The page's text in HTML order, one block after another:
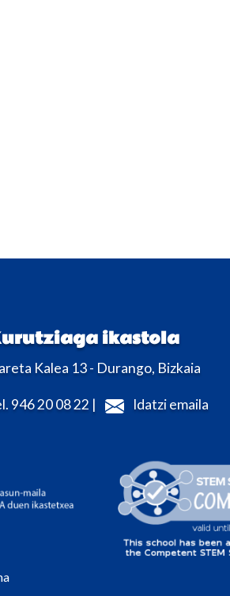
ikastola
Kalea 13 - Durango, Bizkaia
946 20 08 22 | Idatzi emaila